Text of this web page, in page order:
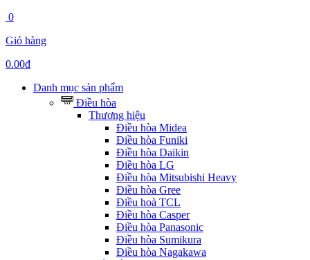
0
Giỏ hàng
0.00đ
Danh mục sản phẩm
Điều hòa
Thương hiệu
Điều hòa Midea
Điều hòa Funiki
Điều hòa Daikin
Điều hòa LG
Điều hòa Mitsubishi Heavy
Điều hòa Gree
Điều hoà TCL
Điều hòa Casper
Điều hòa Panasonic
Điều hòa Sumikura
Điều hòa Nagakawa